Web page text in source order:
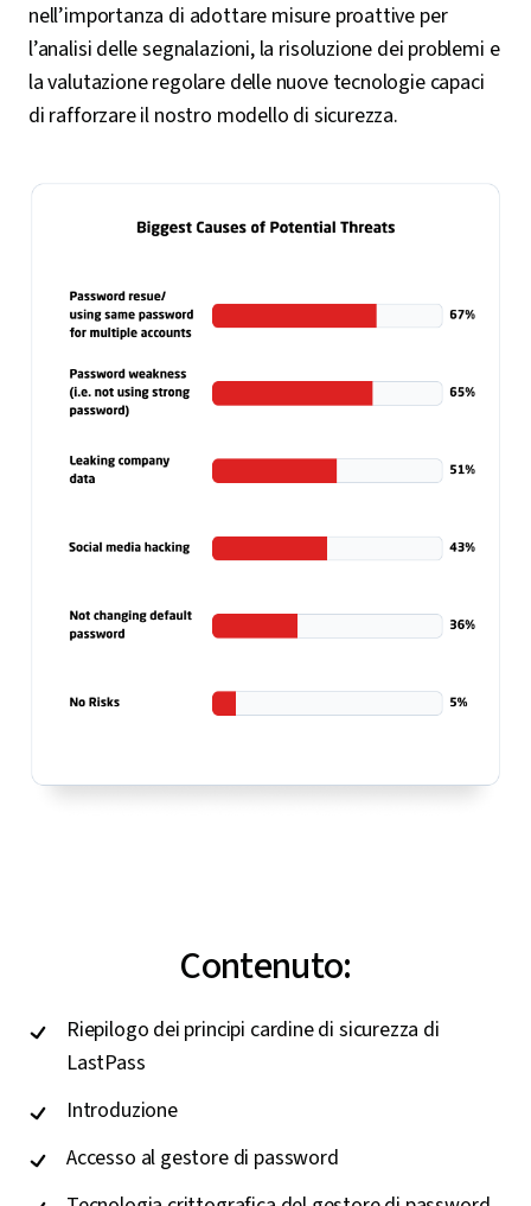
nell’importanza di adottare misure proattive per
l’analisi delle segnalazioni, la risoluzione dei problemi e
la valutazione regolare delle nuove tecnologie capaci
di rafforzare il nostro modello di sicurezza.
Contenuto:
Riepilogo dei principi cardine di sicurezza di
LastPass
Introduzione
Accesso al gestore di password